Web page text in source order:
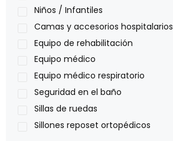
Oxiplus
Philips
Pride
Roho
Sillas de ruedas Everest Jennings
Stealth products
Xiehe Medical
Niños / Infantiles
Camas y accesorios hospitalarios
Equipo de rehabilitación
Equipo médico
Equipo médico respiratorio
Seguridad en el baño
Sillas de ruedas
Sillones reposet ortopédicos